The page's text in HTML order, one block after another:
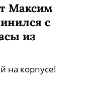
Максим
с
из
на корпусе!